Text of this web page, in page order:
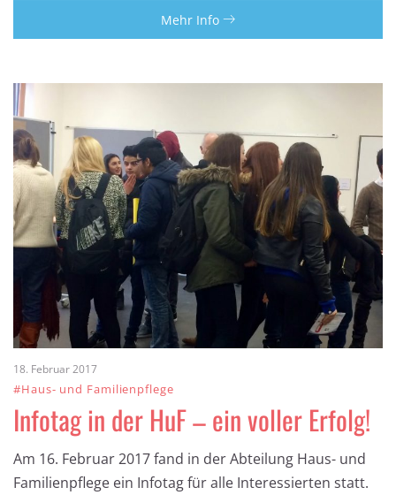
Mehr Info
18. Februar 2017
#Haus- und Familienpflege
Infotag in der HuF – ein voller Erfolg!
Am 16. Februar 2017 fand in der Abteilung Haus- und
Familienpflege ein Infotag für alle Interessierten statt.